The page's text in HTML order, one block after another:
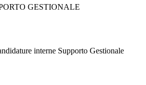
GESTIONALE
interne Supporto Gestionale